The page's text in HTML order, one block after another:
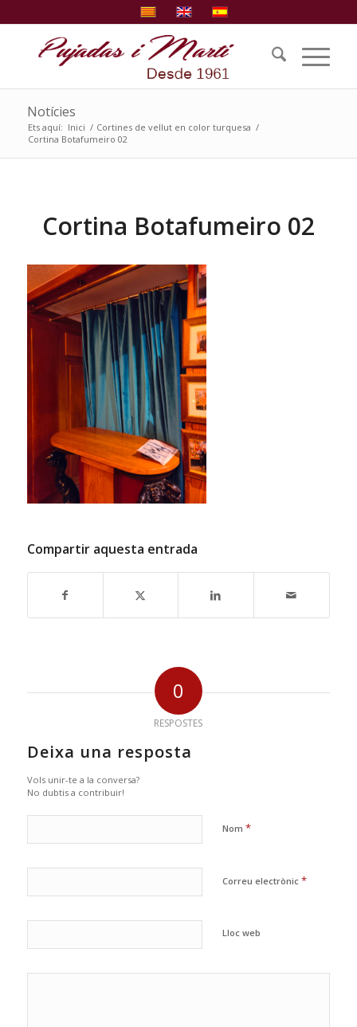
Notícies
Ets aquí: Inici / Cortines de vellut en color turquesa /
Cortina Botafumeiro 02
Cortina Botafumeiro 02
Compartir aquesta entrada
0
RESPOSTES
Deixa una resposta
Vols unir-te a la conversa?
No dubtis a contribuir!
Nom *
Correu electrònic *
Lloc web